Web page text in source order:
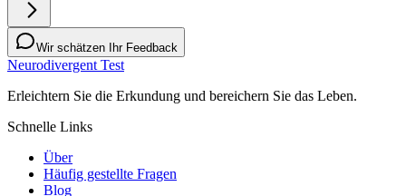
Wir schätzen Ihr Feedback
Neurodivergent Test
Erleichtern Sie die Erkundung und bereichern Sie das Leben.
Schnelle Links
Über
Häufig gestellte Fragen
Blog